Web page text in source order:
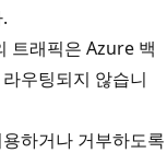
트래픽은 Azure 백
우팅되지 않습니
하거나 거부하도록